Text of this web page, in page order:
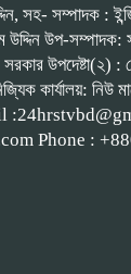
সহ- সম্পাদক :
উদ্দিন উপ-
উপদেষ্টা(২) :
কার্যালয়: নিউ
Phone :